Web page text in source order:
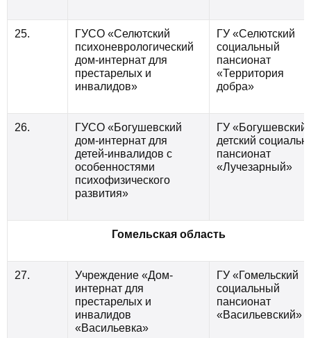
25.
ГУСО «Селютский
психоневрологический
дом-интернат для
престарелых и
инвалидов»
ГУ «Селютский
социальный
пансионат
«Территория
добра»
26.
ГУСО «Богушевский
дом-интернат для
детей-инвалидов с
особенностями
психофизического
развития»
ГУ «Богушевский
детский
пансионат
«Лучезарный»
Гомельская область
27.
Учреждение «Дом-
интернат для
престарелых и
инвалидов
«Васильевка»
ГУ «Гомельский
социальный
пансионат
«Васильевский»